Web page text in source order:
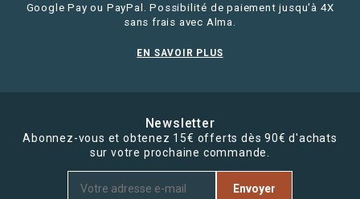
Google Pay ou PayPal. Possibilité de paiement jusqu'à 4X
sans frais avec Alma.
EN SAVOIR PLUS
Newsletter
Abonnez-vous et obtenez 15€ offerts dès 90€ d'achats
sur votre prochaine commande.
Envoyer